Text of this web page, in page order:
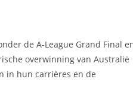
de A-League Grand Final
overwinning van Australië
in hun carrières en de